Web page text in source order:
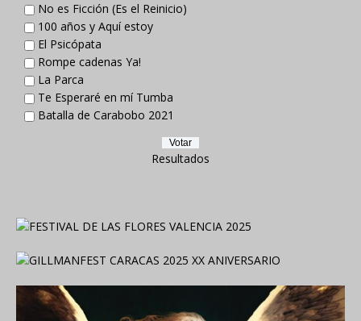
No es Ficción (Es el Reinicio)
100 años y Aquí estoy
El Psicópata
Rompe cadenas Ya!
La Parca
Te Esperaré en mí Tumba
Batalla de Carabobo 2021
Resultados